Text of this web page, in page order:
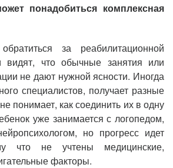
понадобиться комплексная
за реабилитационной
видят, что обычные занятия или
не дают нужной ясности. Иногда
специалистов, получает разные
понимает, как соединить их в одну
уже занимается с логопедом,
но прогресс идет
что не учтены медицинские,
факторы.